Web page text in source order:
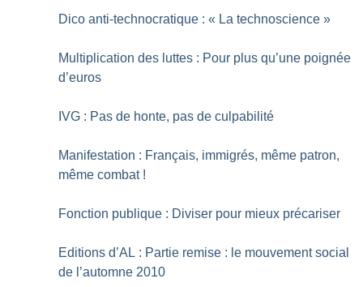
Dico anti-technocratique : « La technoscience »
Multiplication des luttes : Pour plus qu’une poignée
d’euros
IVG : Pas de honte, pas de culpabilité
Manifestation : Français, immigrés, même patron,
même combat !
Fonction publique : Diviser pour mieux précariser
Editions d’AL : Partie remise : le mouvement social
de l’automne 2010